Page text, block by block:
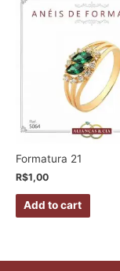
Formatura 21
R$1,00
Add to cart